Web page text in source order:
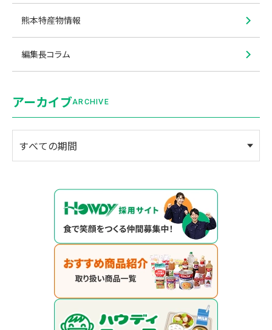
熊本特産物情報
編集長コラム
アーカイブARCHIVE